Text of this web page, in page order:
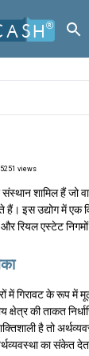
5251 views
संस्थान शामिल हैं जो
हैं। इस उद्योग में एक
और रियल एस्टेट
गिरावट के रूप में
क्षेत्र की ताकत
है तो
का संकेत